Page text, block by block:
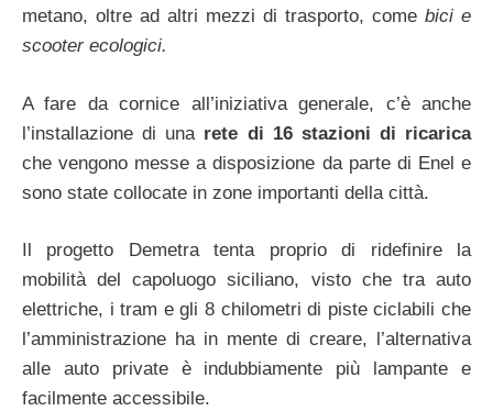
metano, oltre ad altri mezzi di trasporto, come bici e
scooter ecologici.
A fare da cornice all’iniziativa generale, c’è anche
l’installazione di una rete di 16 stazioni di ricarica
che vengono messe a disposizione da parte di Enel e
sono state collocate in zone importanti della città.
Il progetto Demetra tenta proprio di ridefinire la
mobilità del capoluogo siciliano, visto che tra auto
elettriche, i tram e gli 8 chilometri di piste ciclabili che
l’amministrazione ha in mente di creare, l’alternativa
alle auto private è indubbiamente più lampante e
facilmente accessibile.